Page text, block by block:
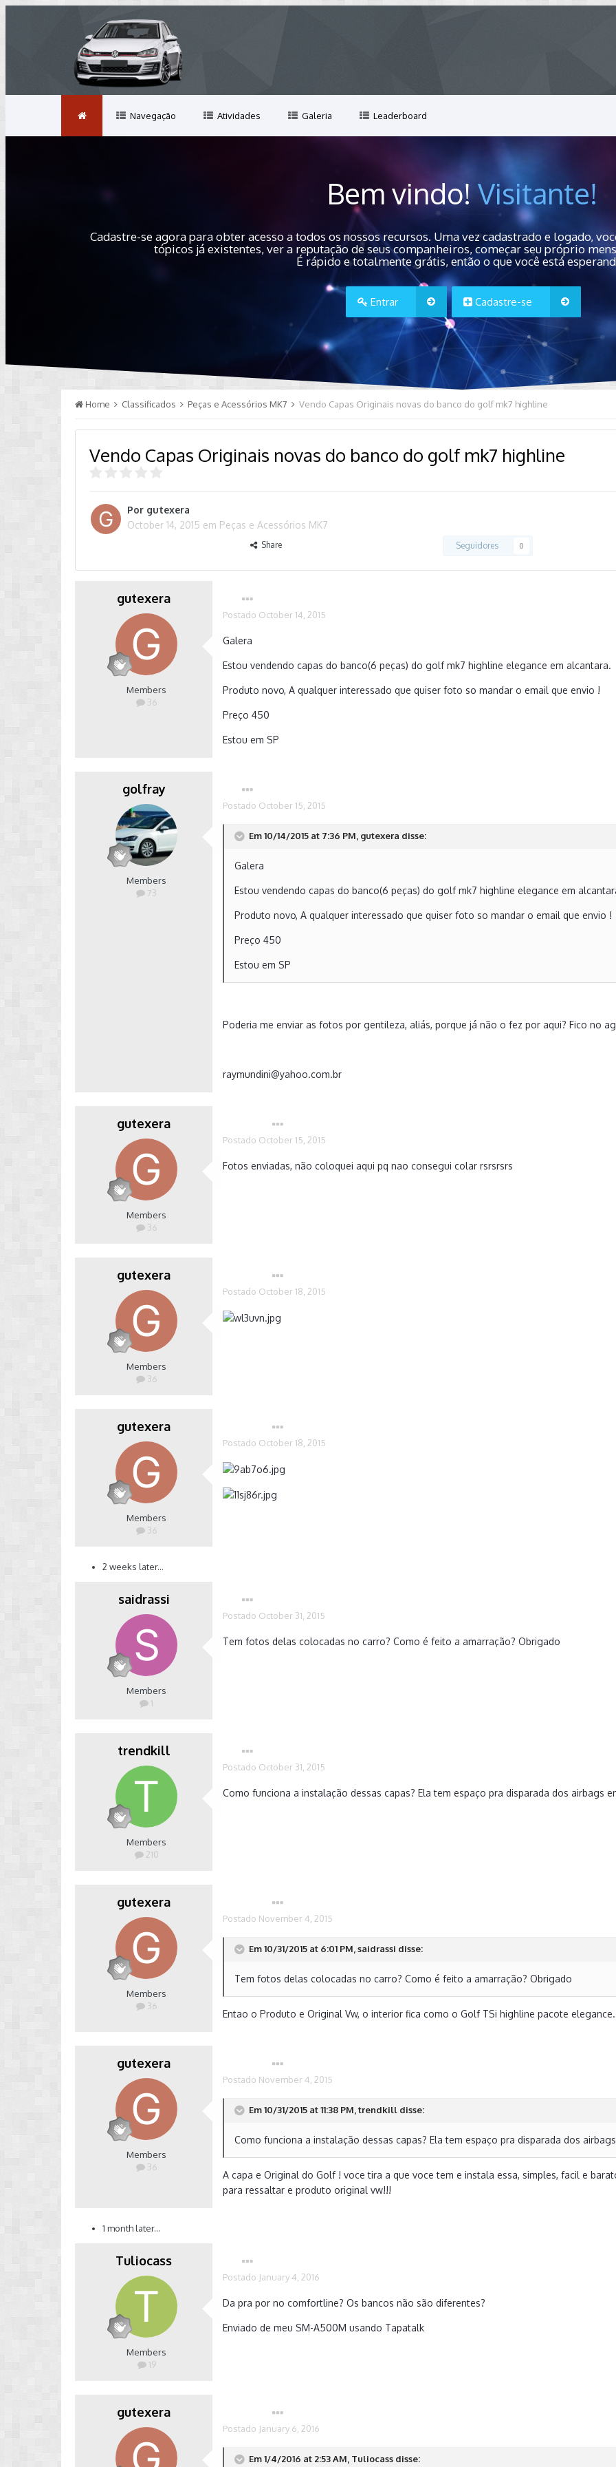
Navegação Atividades Galeria Leaderboard
Bem vindo!Visitante!
Cadastre-se agora para obter acesso a todos os nossos recursos. Uma vez cadastrado e logado,
tópicos já existentes, ver a reputação de seus companheiros, começar seu próprio
É rápido e totalmente grátis, então o que você está
Entrar Cadastre-se
Home Classificados Peças e Acessórios MK7 Vendo Capas Originais novas do banco do golf mk7 highline
Vendo Capas Originais novas do banco do golf mk7 highline
Por gutexera
October 14, 2015 em Peças e Acessórios MK7
Share Seguidores 0
gutexera
Members
36
Postado October 14, 2015
Galera
Estou vendendo capas do banco(6 peças) do golf mk7 highline elegance em alcantara.
Produto novo, A qualquer interessado que quiser foto so mandar o email que envio !
Preço 450
Estou em SP
golfray
Members
73
Postado October 15, 2015
Em 10/14/2015 at 7:36 PM, gutexera disse:
Galera
Estou vendendo capas do banco(6 peças) do golf mk7 highline elegance em
Produto novo, A qualquer interessado que quiser foto so mandar o email que envio !
Preço 450
Estou em SP
Poderia me enviar as fotos por gentileza, aliás, porque já não o fez por aqui? Fico no
raymundini@yahoo.com.br
gutexera
Members
36
Postado October 15, 2015
Fotos enviadas, não coloquei aqui pq nao consegui colar rsrsrsrs
gutexera
Members
36
Postado October 18, 2015
gutexera
Members
36
Postado October 18, 2015
2 weeks later...
saidrassi
Members
1
Postado October 31, 2015
Tem fotos delas colocadas no carro? Como é feito a amarração? Obrigado
trendkill
Members
210
Postado October 31, 2015
Como funciona a instalação dessas capas? Ela tem espaço pra disparada dos airbags
gutexera
Members
36
Postado November 4, 2015
Em 10/31/2015 at 6:01 PM, saidrassi disse:
Tem fotos delas colocadas no carro? Como é feito a amarração? Obrigado
Entao o Produto e Original Vw, o interior fica como o Golf TSi highline pacote elegance.
gutexera
Members
36
Postado November 4, 2015
Em 10/31/2015 at 11:38 PM, trendkill disse:
Como funciona a instalação dessas capas? Ela tem espaço pra disparada dos
A capa e Original do Golf ! voce tira a que voce tem e instala essa, simples, facil e
para ressaltar e produto original vw!!!
1 month later...
Tuliocass
Members
19
Postado January 4, 2016
Da pra por no comfortline? Os bancos não são diferentes?
Enviado de meu SM-A500M usando Tapatalk
gutexera
Postado January 6, 2016
Em 1/4/2016 at 2:53 AM, Tuliocass disse: